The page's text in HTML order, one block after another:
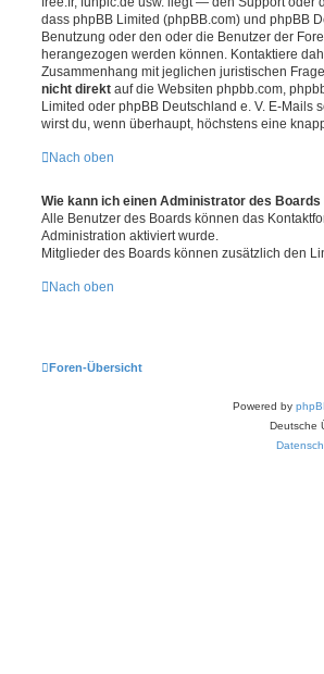
dass phpBB Limited (phpBB.com) und phpBB
Benutzung oder den oder die Benutzer der
herangezogen werden können. Kontaktiere
Zusammenhang mit jeglichen juristischen
nicht direkt auf die Websiten phpbb.com,
Limited oder phpBB Deutschland e. V. E-Mails
wirst du, wenn überhaupt, höchstens eine
Nach oben
Wie kann ich einen Administrator des
Alle Benutzer des Boards können das
Administration aktiviert wurde.
Mitglieder des Boards können zusätzlich den
Nach oben
Foren-Übersicht
Powered by
Deutsche